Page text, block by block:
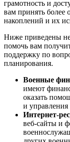
грамотность и
вам принять более
накоплений и их
Ниже приведены
помочь вам
поддержку по
планирования.
Военные
имеют
оказать
и
Интернет-
веб-сайты и